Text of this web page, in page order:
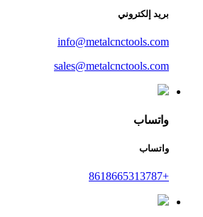
بريد إلكتروني
info@metalcnctools.com
sales@metalcnctools.com
واتساب
واتساب
+8618665313787